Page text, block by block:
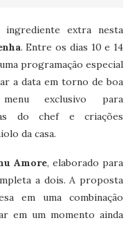
extra nesta
. Entre os dias 10 e 14
programação especial
a data em torno de boa
exclusivo para
do chef e criações
da casa.
Amore, elaborado para
a dois. A proposta
em uma combinação
em um momento ainda